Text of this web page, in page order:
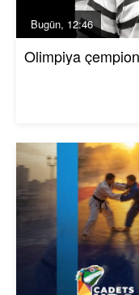
Bugün, 12:46
Olimpiya